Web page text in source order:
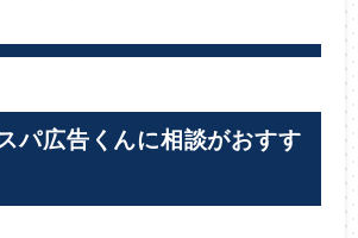
パ広告くんに相談がおすす